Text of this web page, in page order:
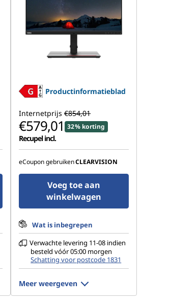
Productinformatieblad
Internetprijs €854,01
€579,01 32% korting
Recupel incl.
eCoupon gebruikenCLEARVISION
Voeg toe aan
winkelwagen
Wat is inbegrepen
Verwachte levering 11-08 indien
besteld vóór 05:00 morgen
Schatting voor postcode 1831
Meer weergeven